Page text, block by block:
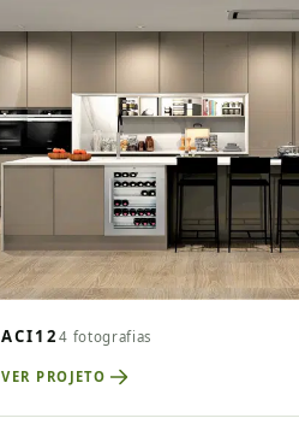
ACI124 fotografias
VER PROJETO